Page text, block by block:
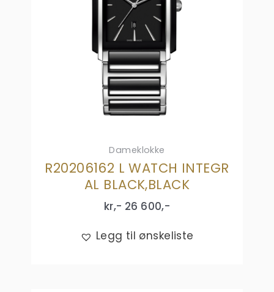
Dameklokke
R20206162 L WATCH INTEGR
AL BLACK,BLACK
kr,- 26 600,-
Legg til ønskeliste